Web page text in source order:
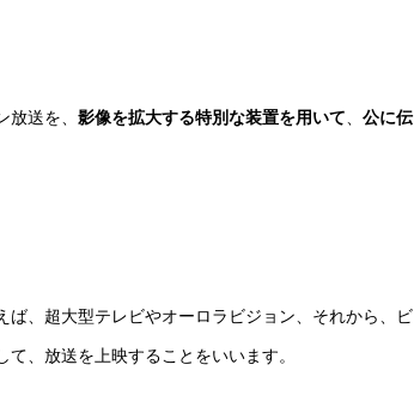
送を、 影像を拡大する特別な装置を用いて 公に伝
ば、超大型テレビやオーロラビジョン、それから、ビ
、放送を上映することをいいます。